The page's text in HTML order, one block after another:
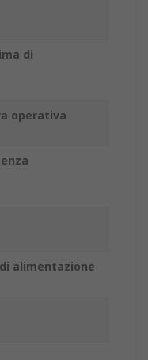
di
operativa
alimentazione